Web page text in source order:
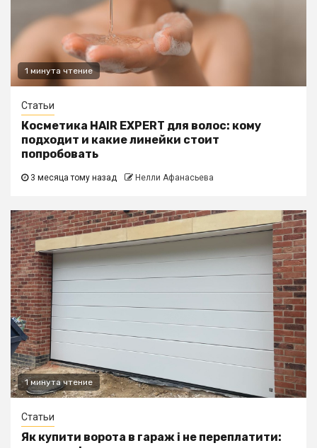
1 минута чтение
Статьи
Косметика HAIR EXPERT для волос: кому
подходит и какие линейки стоит
попробовать
3 месяца тому назад Нелли Афанасьева
1 минута чтение
Статьи
Як купити ворота в гараж і не переплатити: